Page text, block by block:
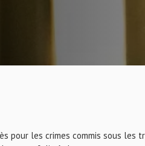
pour les crimes commis sous les